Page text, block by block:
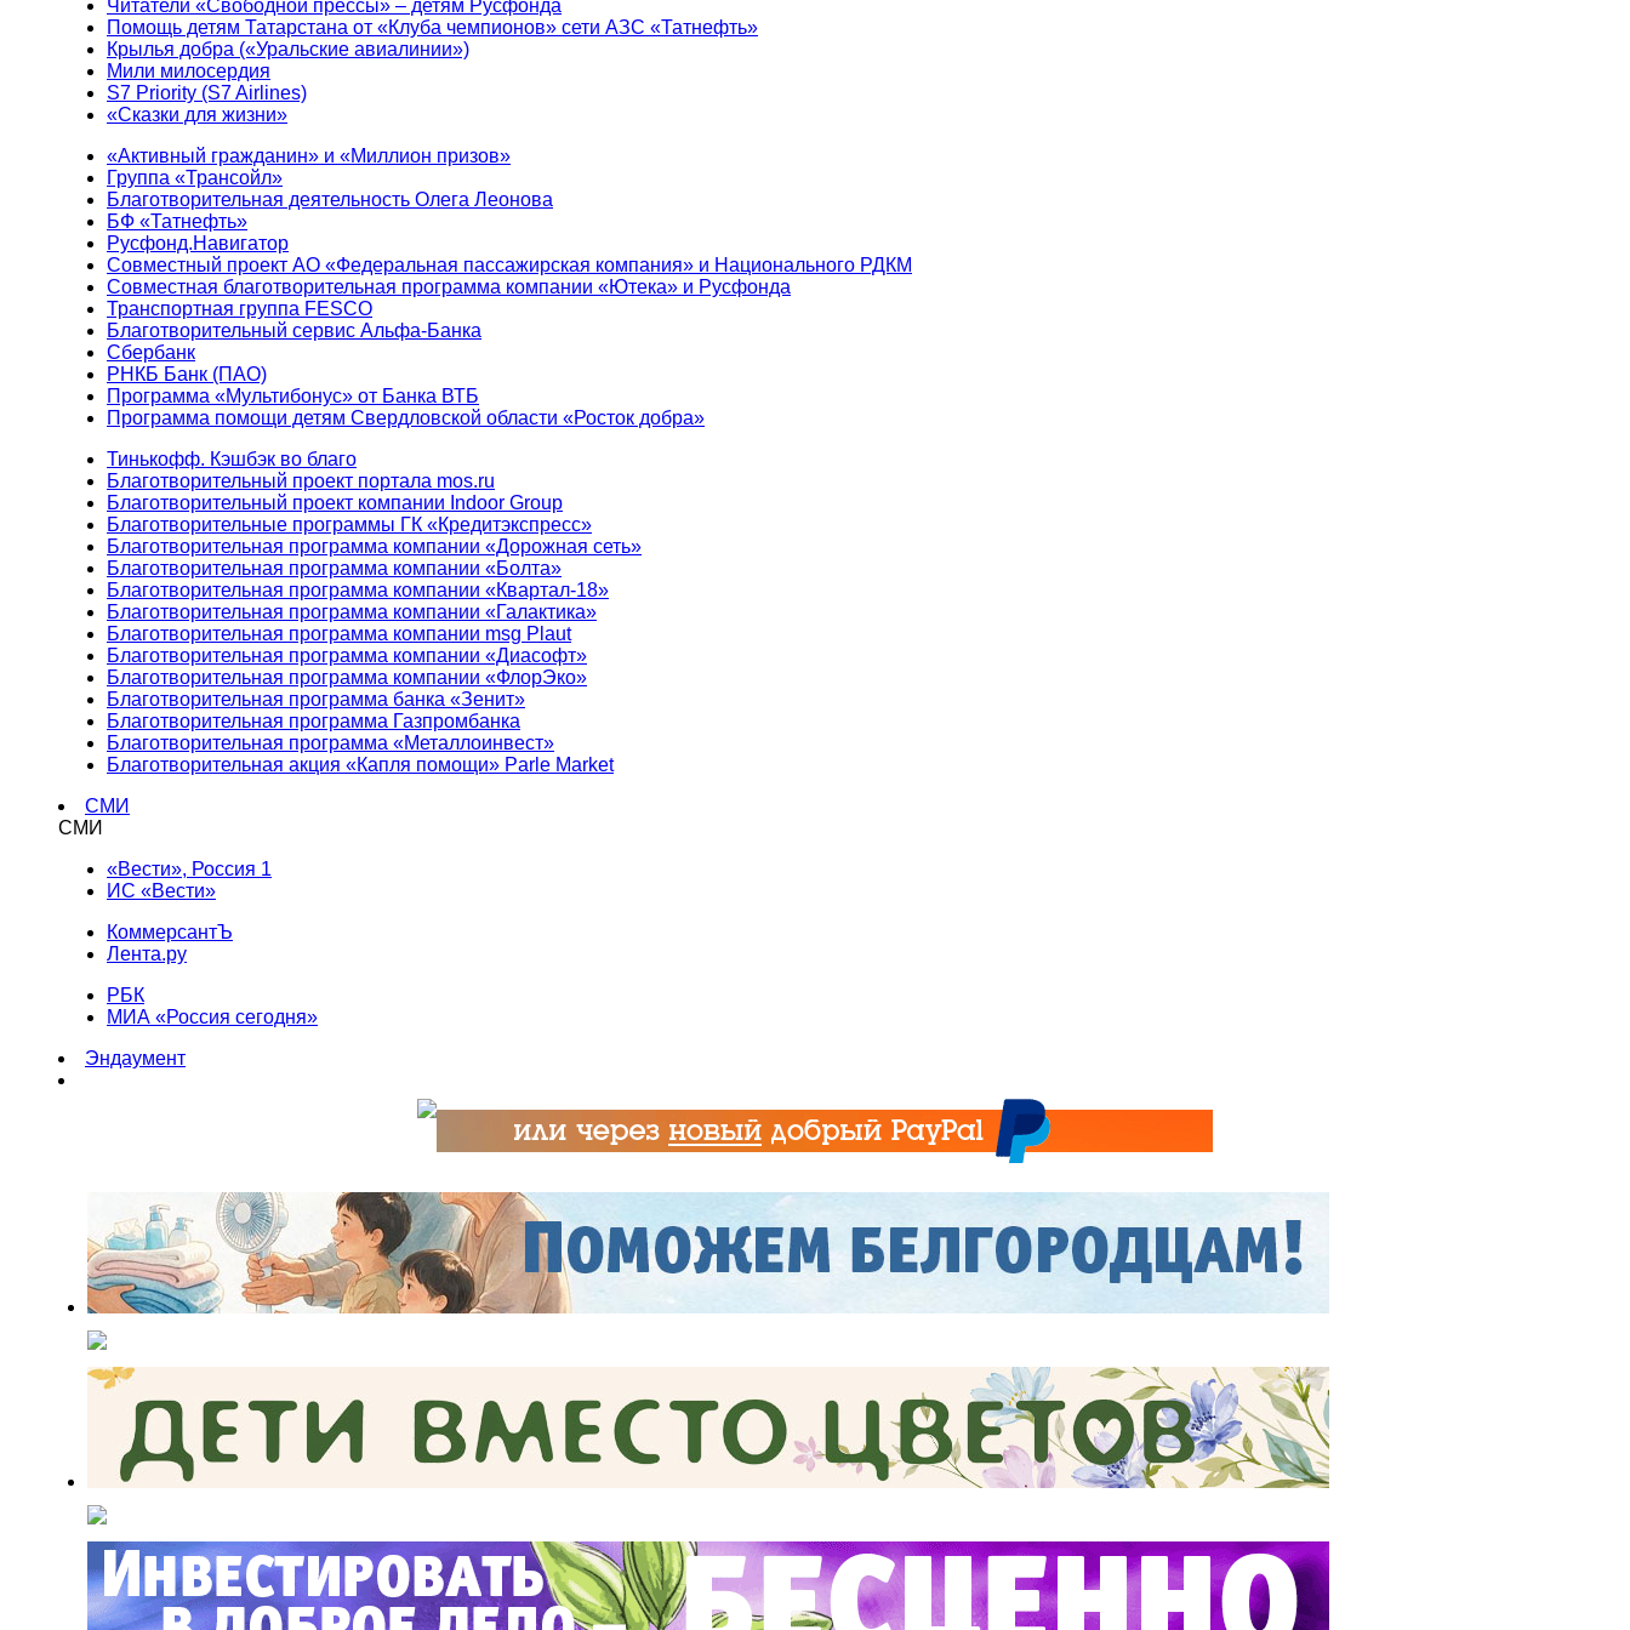
Читатели «Свободной прессы» – детям Русфонда
Помощь детям Татарстана от «Клуба чемпионов» сети АЗС «Татнефть»
Крылья добра («Уральские авиалинии»)
Мили милосердия
S7 Priority (S7 Airlines)
«Сказки для жизни»
«Активный гражданин» и «Миллион призов»
Группа «Трансойл»
Благотворительная деятельность Олега Леонова
БФ «Татнефть»
Русфонд.Навигатор
Совместный проект АО «Федеральная пассажирская компания» и Национального РДКМ
Совместная благотворительная программа компании «Ютека» и Русфонда
Транспортная группа FESCO
Благотворительный сервис Альфа-Банка
Сбербанк
РНКБ Банк (ПАО)
Программа «Мультибонус» от Банка ВТБ
Программа помощи детям Свердловской области «Росток добра»
Тинькофф. Кэшбэк во благо
Благотворительный проект портала mos.ru
Благотворительный проект компании Indoor Group
Благотворительные программы ГК «Кредитэкспресс»
Благотворительная программа компании «Дорожная сеть»
Благотворительная программа компании «Болта»
Благотворительная программа компании «Квартал-18»
Благотворительная программа компании «Галактика»
Благотворительная программа компании msg Plaut
Благотворительная программа компании «Диасофт»
Благотворительная программа компании «ФлорЭко»
Благотворительная программа банка «Зенит»
Благотворительная программа Газпромбанка
Благотворительная программа «Металлоинвест»
Благотворительная акция «Капля помощи» Parle Market
СМИ
СМИ
«Вести», Россия 1
ИС «Вести»
КоммерсантЪ
Лента.ру
РБК
МИА «Россия сегодня»
Эндаумент